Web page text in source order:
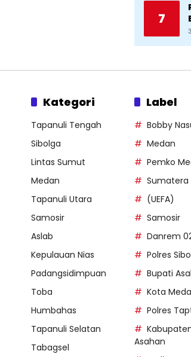
7
Kategori
Tapanuli Tengah
Sibolga
Lintas Sumut
Medan
Tapanuli Utara
Samosir
Aslab
Kepulauan Nias
Padangsidimpuan
Toba
Humbahas
Tapanuli Selatan
Tabagsel
Label
Bobby
Medan
Pemko
Sumatera
(UEFA)
Samosir
Danrem
Polres
Bupati
Kota
Polres
Asahan